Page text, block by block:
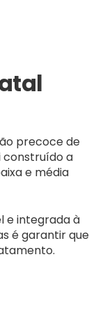
precoce de
construído a
e média
e integrada à
é garantir